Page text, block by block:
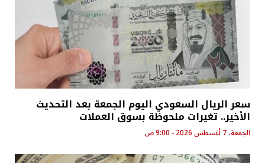
سعر الريال السعودي اليوم الجمعة بعد التحديث
الأخير.. تغيرات ملحوظة بسوق العملات
الجمعة، 7 أغسطس 2026 - 9:00 ص